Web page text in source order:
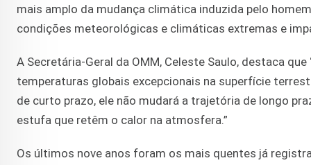
mais amplo da mudança climática induzida pelo
condições meteorológicas e climáticas extremas e
A Secretária-Geral da OMM, Celeste Saulo, destaca
temperaturas globais excepcionais na superfície
de curto prazo, ele não mudará a trajetória de longo
estufa que retêm o calor na atmosfera.”
Os últimos nove anos foram os mais quentes já